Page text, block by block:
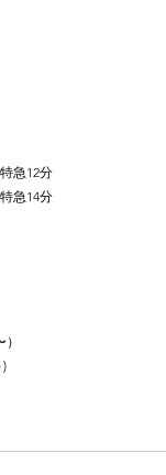
急12分
急14分